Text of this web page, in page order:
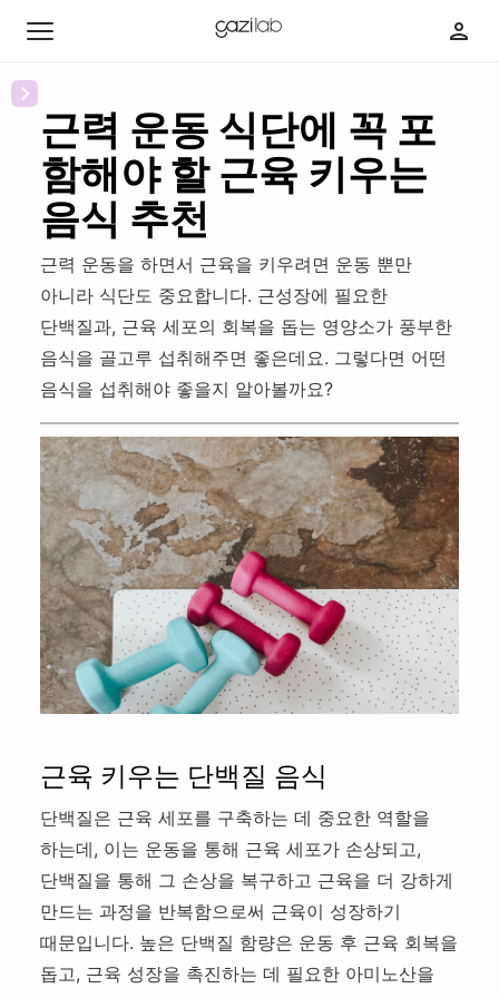
최신 콘텐츠
인기 콘텐츠
취
미
부
자
의
웰
니
스
체
험
기
카
페
다
이
어
트
메
뉴
추
천
바
보
의
사
의
건
강
관
리
법
웰
니
스
맛
집
찾
아
삼
만
리
적
당
히
관
리
하
는
직
장
잘 먹기
잘 쉬기
잘 움직이기
근력 운동 식단에 꼭 포
함해야 할 근육 키우는
음식 추천
근력 운동을 하면서 근육을 키우려면 운동 뿐만
아니라 식단도 중요합니다. 근성장에 필요한
단백질과, 근육 세포의 회복을 돕는 영양소가 풍부한
음식을 골고루 섭취해주면 좋은데요. 그렇다면 어떤
음식을 섭취해야 좋을지 알아볼까요?
근육 키우는 단백질 음식
단백질은 근육 세포를 구축하는 데 중요한 역할을
하는데, 이는 운동을 통해 근육 세포가 손상되고,
단백질을 통해 그 손상을 복구하고 근육을 더 강하게
만드는 과정을 반복함으로써 근육이 성장하기
때문입니다. 높은 단백질 함량은 운동 후 근육 회복을
돕고, 근육 성장을 촉진하는 데 필요한 아미노산을